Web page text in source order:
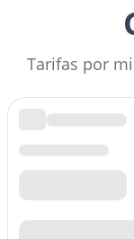
Tarifas por